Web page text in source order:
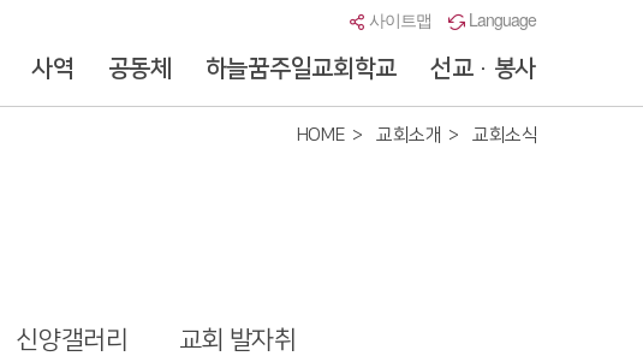
사이트맵 Language
사역 공동체 하늘꿈주일교회학교 선교 · 봉사
HOME 교회소개 교회소식
신양갤러리 교회 발자취